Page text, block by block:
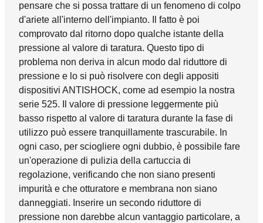
pensare che si possa trattare di un fenomeno di colpo
d'ariete all'interno dell'impianto. Il fatto è poi
comprovato dal ritorno dopo qualche istante della
pressione al valore di taratura. Questo tipo di
problema non deriva in alcun modo dal riduttore di
pressione e lo si può risolvere con degli appositi
dispositivi ANTISHOCK, come ad esempio la nostra
serie 525. Il valore di pressione leggermente più
basso rispetto al valore di taratura durante la fase di
utilizzo può essere tranquillamente trascurabile. In
ogni caso, per sciogliere ogni dubbio, è possibile fare
un'operazione di pulizia della cartuccia di
regolazione, verificando che non siano presenti
impurità e che otturatore e membrana non siano
danneggiati. Inserire un secondo riduttore di
pressione non darebbe alcun vantaggio particolare, a